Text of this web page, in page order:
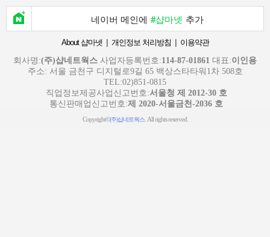
네이버 메인에 #샵마넷 추가
About 샵마넷 | 개인정보 처리방침 | 이용약관
회사명:(주)샵네트웍스 사업자등록번호:114-87-01861 대표:이인용
주소: 서울 금천구 디지털로9길 65 백상스타타워1차 508호
TEL:02)851-0815
직업정보제공사업신고번호:서울청 제 2012-30 호
통신판매업신고번호:제 2020-서울금천-2036 호
Copyright©(주)샵네트웍스. All rights reserved.